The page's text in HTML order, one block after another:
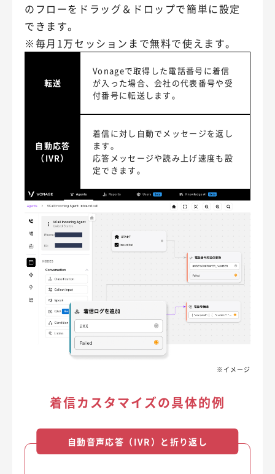
のフローをドラッグ＆ドロップで簡単に設定
できます。
※毎月1万セッションまで無料で使えます。
転送
Vonageで取得した電話番号に着信
が入った場合、会社の代表番号や受
付番号に転送します。
自動応答
（IVR）
着信に対し自動でメッセージを返し
ます。
応答メッセージや読み上げ速度も設
定できます。
※イメージ
着信カスタマイズの具体的例
自動音声応答（IVR）と折り返し